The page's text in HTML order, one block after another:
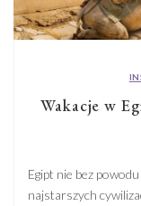
Wakacje w
Egipt nie bez
najstarszych